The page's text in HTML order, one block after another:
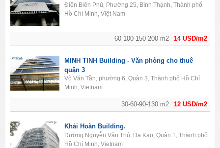
14 USD/m2
60-100-150-200 m2
Điện Biên Phủ, Phường 25, Bình Thạnh, Thành phố
Hồ Chí Minh, Việt Nam
12 USD/m2
30-60-90-130 m2
MINH TINH Building - Văn phòng cho thuê
quận 3
Võ Văn Tần, phường 6, Quận 3, Thành phố Hồ Chí
Minh, Vietnam
Khải Hoàn Building.
Đường Nguyễn Văn Thủ, Đa Kao, Quận 1, Thành phố
Hồ Chí Minh, Vietnam